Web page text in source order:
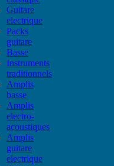
Guitare
electrique
Packs
guitare
Basse
Instruments
traditionnels
Amplis
basse
Amplis
electro-
acoustiques
Amplis
guitare
electrique